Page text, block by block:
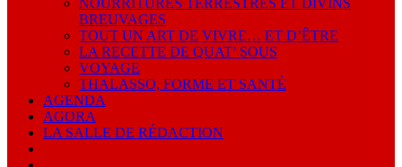
BREUVAGES
TOUT UN ART DE VIVRE… ET D’ÊTRE
LA RECETTE DE QUAT’ SOUS
VOYAGE
THALASSO, FORME ET SANTÉ
AGENDA
AGORA
LA SALLE DE RÉDACTION